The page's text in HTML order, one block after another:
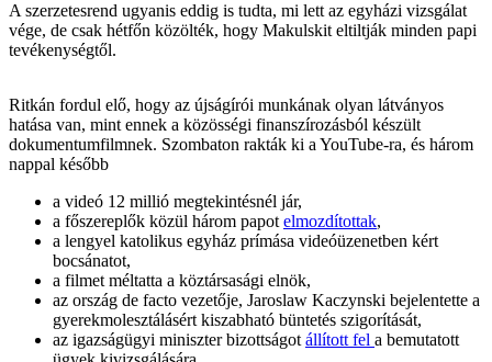
A szerzetesrend ugyanis eddig is tudta, mi lett az egyházi vizsgálat
vége, de csak hétfőn közölték, hogy Makulskit eltiltják minden papi
tevékenységtől.
Ritkán fordul elő, hogy az újságírói munkának olyan látványos
hatása van, mint ennek a közösségi finanszírozásból készült
dokumentumfilmnek. Szombaton rakták ki a YouTube-ra, és három
nappal később
a videó 12 millió megtekintésnél jár,
a főszereplők közül három papotelmozdítottak,
a lengyel katolikus egyház prímása videóüzenetben kért
bocsánatot,
a filmet méltatta a köztársasági elnök,
az ország de facto vezetője, Jaroslaw Kaczynski bejelentette a
gyerekmolesztálásért kiszabható büntetés szigorítását,
az igazságügyi miniszter bizottságotállított fel a bemutatott